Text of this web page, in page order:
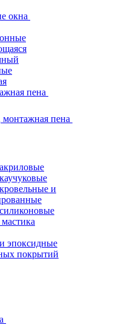
окна
пена
пена
и
эпоксидные
покрытий